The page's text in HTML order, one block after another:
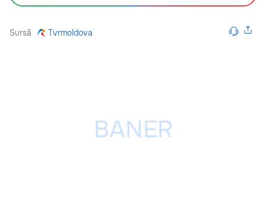
Sursă Tvrmoldova